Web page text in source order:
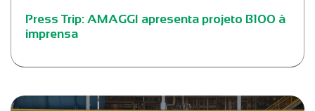
Press Trip: AMAGGI apresenta projeto B100 à
imprensa